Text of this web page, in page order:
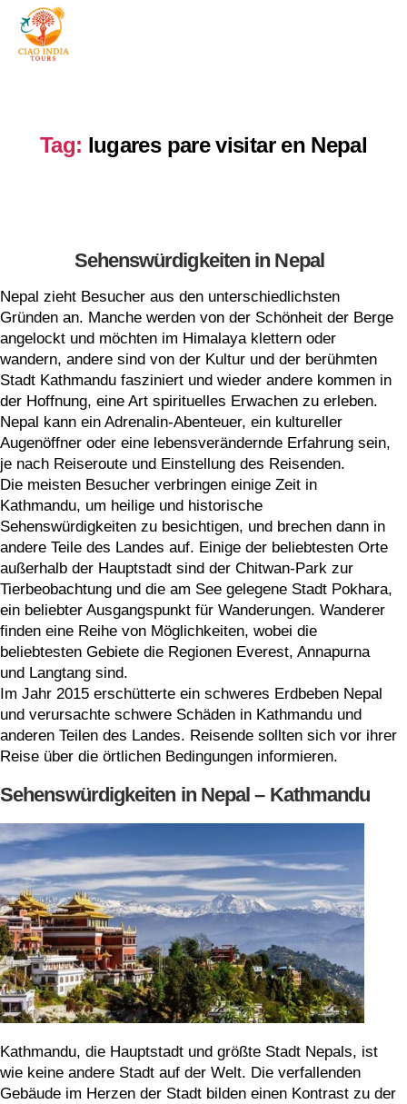
Tag: lugares pare visitar en Nepal
Sehenswürdigkeiten in Nepal
Nepal zieht Besucher aus den unterschiedlichsten
Gründen an. Manche werden von der Schönheit der Berge
angelockt und möchten im Himalaya klettern oder
wandern, andere sind von der Kultur und der berühmten
Stadt Kathmandu fasziniert und wieder andere kommen in
der Hoffnung, eine Art spirituelles Erwachen zu erleben.
Nepal kann ein Adrenalin-Abenteuer, ein kultureller
Augenöffner oder eine lebensverändernde Erfahrung sein,
je nach Reiseroute und Einstellung des Reisenden.
Die meisten Besucher verbringen einige Zeit in
Kathmandu, um heilige und historische
Sehenswürdigkeiten zu besichtigen, und brechen dann in
andere Teile des Landes auf. Einige der beliebtesten Orte
außerhalb der Hauptstadt sind der Chitwan-Park zur
Tierbeobachtung und die am See gelegene Stadt Pokhara,
ein beliebter Ausgangspunkt für Wanderungen. Wanderer
finden eine Reihe von Möglichkeiten, wobei die
beliebtesten Gebiete die Regionen Everest, Annapurna
und Langtang sind.
Im Jahr 2015 erschütterte ein schweres Erdbeben Nepal
und verursachte schwere Schäden in Kathmandu und
anderen Teilen des Landes. Reisende sollten sich vor ihrer
Reise über die örtlichen Bedingungen informieren.
Sehenswürdigkeiten in Nepal – Kathmandu
Kathmandu, die Hauptstadt und größte Stadt Nepals, ist
wie keine andere Stadt auf der Welt. Die verfallenden
Gebäude im Herzen der Stadt bilden einen Kontrast zu der